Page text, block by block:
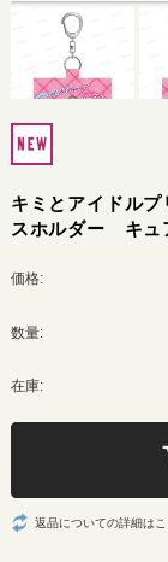
キミとアイドル
スホルダー キュ
価格:
数量:
在庫:
返品についての詳細はこ